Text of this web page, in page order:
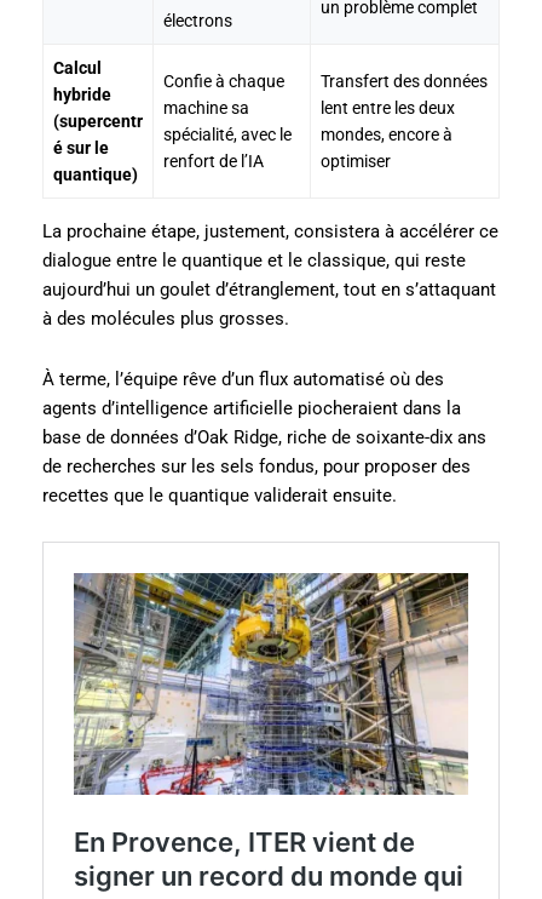
électrons
un problème complet
Calcul
hybride
(supercentr
é sur le
quantique)
Confie à chaque
machine sa
spécialité, avec le
renfort de l’IA
Transfert des données
lent entre les deux
mondes, encore à
optimiser
La prochaine étape, justement, consistera à accélérer ce
dialogue entre le quantique et le classique, qui reste
aujourd’hui un goulet d’étranglement, tout en s’attaquant
à des molécules plus grosses.
À terme, l’équipe rêve d’un flux automatisé où des
agents d’intelligence artificielle piocheraient dans la
base de données d’Oak Ridge, riche de soixante-dix ans
de recherches sur les sels fondus, pour proposer des
recettes que le quantique validerait ensuite.